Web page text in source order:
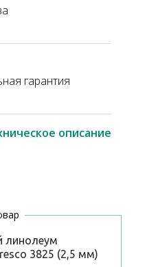
гарантия
описание
линолеум
3825 (2,5 мм)